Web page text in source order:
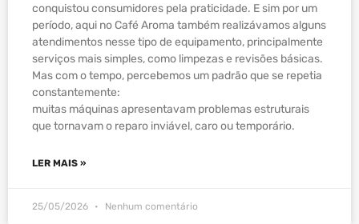
conquistou consumidores pela praticidade. E sim por um
período, aqui no Café Aroma também realizávamos alguns
atendimentos nesse tipo de equipamento, principalmente
serviços mais simples, como limpezas e revisões básicas.
Mas com o tempo, percebemos um padrão que se repetia
constantemente:
muitas máquinas apresentavam problemas estruturais
que tornavam o reparo inviável, caro ou temporário.
LER MAIS »
25/05/2026 Nenhum comentário